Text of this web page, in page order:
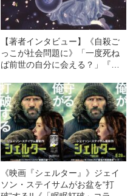
【著者インタビュー】《自殺ご
っこが社会問題に》「一度死ね
ば前世の自分に会える？」『ぼ
た日渡早紀が“フィクション宣
言”をした理由
《映画『シェルター』》ジェイ
ソン・ステイサムがお盆を“打